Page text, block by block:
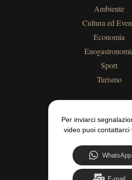
Ambiente
Cultura ed
Economia
Sport
Turismo
Per inviarci
video puoi contattarci
WhatsApp